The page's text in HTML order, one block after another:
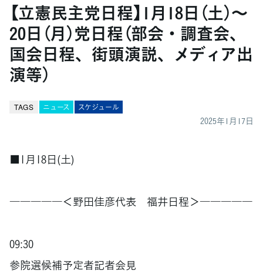
【立憲民主党日程】1月18日（土）～
20日（月）党日程（部会・調査会、
国会日程、街頭演説、メディア出
演等）
TAGS ニュース スケジュール
2025年1月17日
■1月18日(土)
―――――＜野田佳彦代表 福井日程＞―――――
09:30
参院選候補予定者記者会見